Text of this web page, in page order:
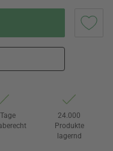
24.000
Produkte
lagernd